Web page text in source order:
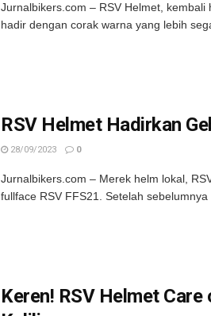
Jurnalbikers.com – RSV Helmet,
hadir dengan corak warna yang lebih
RSV Helmet Hadirkan
28/09/2023 0
Jurnalbikers.com – Merek helm lokal,
fullface RSV FFS21. Setelah
Keren! RSV Helmet